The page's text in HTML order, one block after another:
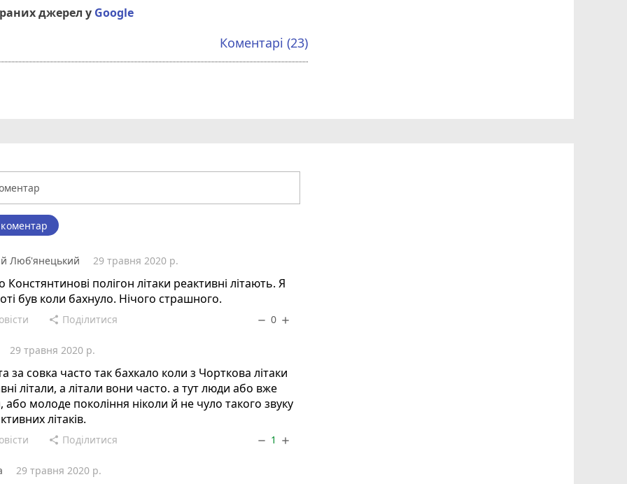
джерел у Google
Коментарі (23)
Люб'янецький 29 травня 2020 р.
Констянтинові полігон літаки реактивні літають. Я
був коли бахнуло. Нічого страшного.
share Поділитися remove 0 add
29 травня 2020 р.
за совка часто так бахкало коли з Чорткова літаки
літали, а літали вони часто. а тут люди або вже
або молоде покоління ніколи й не чуло такого звуку
літаків.
share Поділитися remove 1 add
29 травня 2020 р.